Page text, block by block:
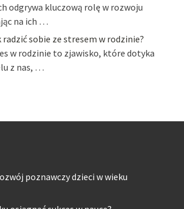
odgrywa kluczową rolę w rozwoju
na ich …
radzić sobie ze stresem w rodzinie?
w rodzinie to zjawisko, które dotyka
z nas, …
poznawczy dzieci w wieku